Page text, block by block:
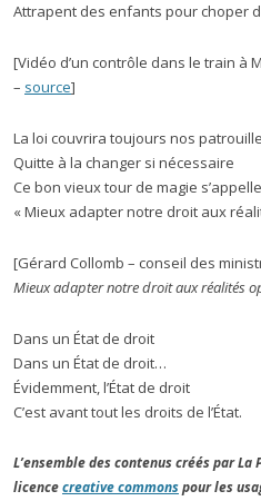
Attrapent des enfants pour choper
[Vidéo d’un contrôle dans le train à
– source]
La loi couvrira toujours nos
Quitte à la changer si nécessaire
Ce bon vieux tour de magie
« Mieux adapter notre droit aux
[Gérard Collomb – conseil des
Mieux adapter notre droit aux réalités
Dans un État de droit
Dans un État de droit…
Évidemment, l’État de droit
C’est avant tout les droits de l’État.
L’ensemble des contenus créés par
licencecreative commonspour les